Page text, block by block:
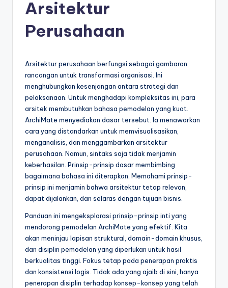
si
A
si
&
S
o
Arsitektur
Perusahaan
Arsitektur perusahaan berfungsi sebagai gambaran
rancangan untuk transformasi organisasi. Ini
menghubungkan kesenjangan antara strategi dan
pelaksanaan. Untuk menghadapi kompleksitas ini, para
arsitek membutuhkan bahasa pemodelan yang kuat.
ArchiMate menyediakan dasar tersebut. Ia menawarkan
cara yang distandarkan untuk memvisualisasikan,
menganalisis, dan menggambarkan arsitektur
perusahaan. Namun, sintaks saja tidak menjamin
keberhasilan. Prinsip-prinsip dasar membimbing
bagaimana bahasa ini diterapkan. Memahami prinsip-
prinsip ini menjamin bahwa arsitektur tetap relevan,
dapat dijalankan, dan selaras dengan tujuan bisnis.
Panduan ini mengeksplorasi prinsip-prinsip inti yang
mendorong pemodelan ArchiMate yang efektif. Kita
akan meninjau lapisan struktural, domain-domain khusus,
dan disiplin pemodelan yang diperlukan untuk hasil
berkualitas tinggi. Fokus tetap pada penerapan praktis
dan konsistensi logis. Tidak ada yang ajaib di sini, hanya
penerapan disiplin terhadap konsep-konsep yang telah